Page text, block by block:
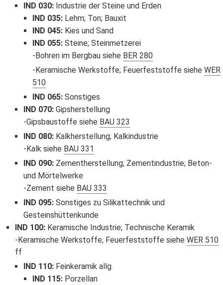
IND 030: Industrie der Steine und Erden
IND 035:Lehm; Ton; Bauxit
IND 045:Kies und Sand
IND 055:Steine; Steinmetzerei
Bohren im Bergbau siehe BER 280
Keramische Werkstoffe; Feuerfeststoffe siehe WER
510
IND 065:Sonstiges
IND 070: Gipsherstellung
Gipsbaustoffe siehe BAU 323
IND 080: Kalkherstellung; Kalkindustrie
Kalk siehe BAU 331
IND 090: Zementherstellung; Zementindustrie; Beton-
und Mörtelwerke
Zement siehe BAU 333
IND 095: Sonstiges zu Silikattechnik und
Gesteinshüttenkunde
IND 100:Keramische Industrie; Technische Keramik
Keramische Werkstoffe; Feuerfeststoffe siehe WER 510
ff
IND 110: Feinkeramik allg.
IND 115:Porzellan